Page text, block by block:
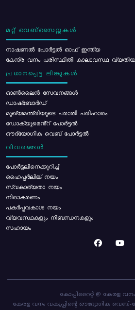
മറ്റ് വെബ്സൈറ്റുകൾ
നാഷണൽ പോർട്ടൽ ഓഫ് ഇന്ത്യ
കേന്ദ്ര വനം പരിസ്ഥിതി കാലാവസ്ഥ
പ്രധാനപ്പെട്ട ലിങ്കുകൾ
ഓൺലൈൻ സേവനങ്ങൾ
ഡാഷ്ബോർഡ്
മുഖ്യമന്ത്രിയുടെ പരാതി പരിഹാരം
ഡോക്യുമെൻ്റ് പോർട്ടൽ
ഔദ്യോഗിക വെബ് പോർട്ടൽ
വിവരങ്ങൾ
പോര്‍ട്ടലിനെക്കുറിച്ച്
ഹൈപ്പർലിങ്ക് നയം
സ്വകാര്യതാ നയം
നിരാകരണം
പകർപ്പവകാശ നയം
വ്യവസ്ഥകളും നിബന്ധനകളും
സഹായം
കോപ്പിറൈറ്റ് @ കേരള
കേരള വനം വകുപ്പിന്റെ ഔദ്യോഗിക വെബ്-